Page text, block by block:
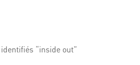
“inside out”